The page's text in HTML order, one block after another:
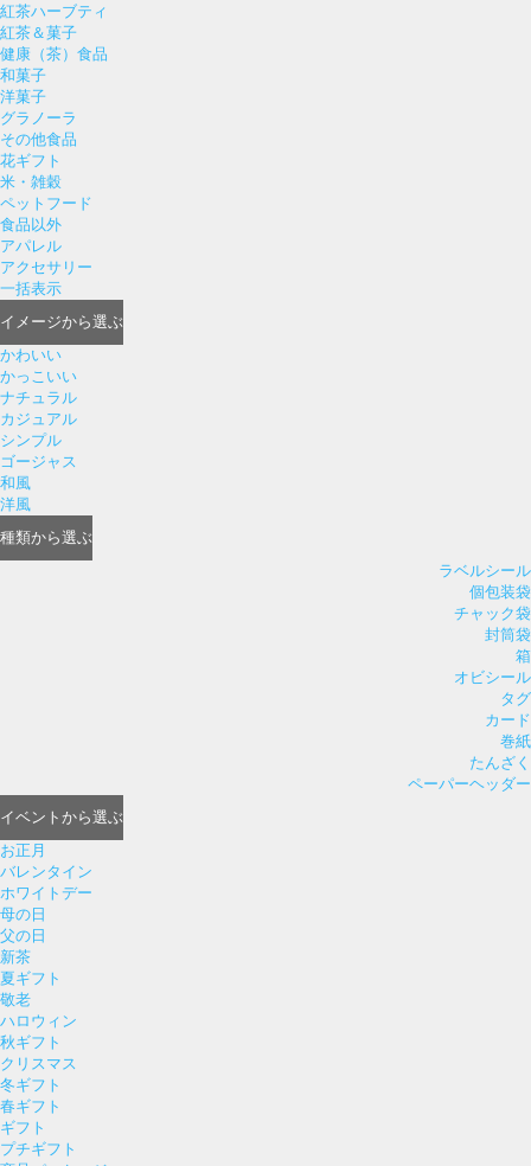
紅茶ハーブティ
紅茶＆菓子
健康（茶）食品
和菓子
洋菓子
グラノーラ
その他食品
花ギフト
米・雑穀
ペットフード
食品以外
アパレル
アクセサリー
一括表示
イメージから選ぶ
かわいい
かっこいい
ナチュラル
カジュアル
シンプル
ゴージャス
和風
洋風
種類から選ぶ
ラベルシール
個包装袋
チャック袋
封筒袋
箱
オビシール
タグ
カード
巻紙
たんざく
ペーパーヘッダー
イベント から選ぶ
お正月
バレンタイン
ホワイトデー
母の日
父の日
新茶
夏ギフト
敬老
ハロウィン
秋ギフト
クリスマス
冬ギフト
春ギフト
ギフト
プチギフト